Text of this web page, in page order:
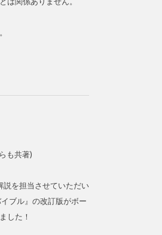
。
も共著)
説を担当させていただい
ブル』の改訂版がボー
した！